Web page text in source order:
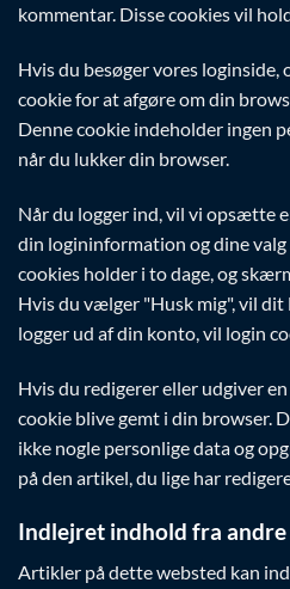
kommentar. Disse cookies vil
Hvis du besøger vores
cookie for at afgøre om din
Denne cookie indeholder ingen
når du lukker din browser.
Når du logger ind, vil vi opsætte
din logininformation og dine
cookies holder i to dage, og
Hvis du vælger "Husk mig", vil dit
logger ud af din konto, vil login
Hvis du redigerer eller udgiver
cookie blive gemt i din browser.
ikke nogle personlige data og
på den artikel, du lige har
Indlejret indhold fra
Artikler på dette websted kan